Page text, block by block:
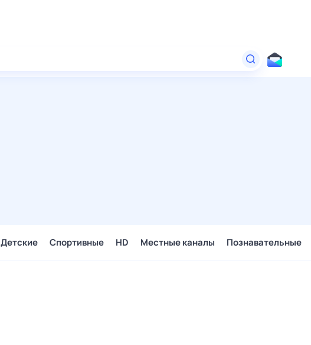
Детские Спортивные HD Местные каналы Познавательные